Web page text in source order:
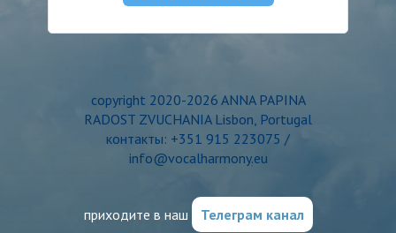
copyright 2020-2026 ANNA PAPINA
RADOST ZVUCHANIA Lisbon, Portugal
контакты: +351 915 223075 /
info@vocalharmony.eu
приходите в наш Телеграм канал